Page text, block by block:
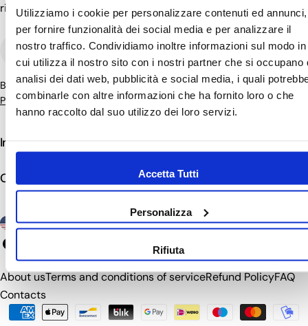
Utilizziamo i cookie per personalizzare contenuti ed annunci,
per fornire funzionalità dei social media e per analizzare il
nostro traffico. Condividiamo inoltre informazioni sul modo in
cui utilizza il nostro sito con i nostri partner che si occupano
analisi dei dati web, pubblicità e social media, i quali
combinarle con altre informazioni che ha fornito loro o che
hanno raccolto dal suo utilizzo dei loro servizi.
Accetta Tutti
Personalizza
Rifiuta
rituals
Email
By subscribing to the newsletter, you agree to theTerms of Use&
Privacy Policy.
Info
Contacts
C
o
u
n
United States (USD $)
Facebook
About usTerms and conditions of serviceRefund PolicyFAQ
Contacts
Payment